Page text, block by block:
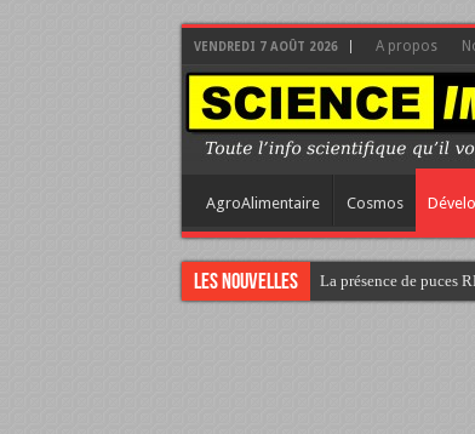
VENDREDI 7 AOÛT 2026 A propos
AgroAlimentaire Cosmos
Les nouvelles La présence de puces